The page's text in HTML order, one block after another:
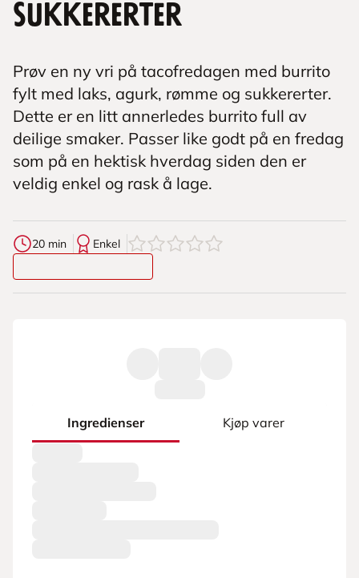
sukkererter
Prøv en ny vri på tacofredagen med burrito
fylt med laks, agurk, rømme og sukkererter.
Dette er en litt annerledes burrito full av
deilige smaker. Passer like godt på en fredag
som på en hektisk hverdag siden den er
veldig enkel og rask å lage.
20 min Enkel 0av5stjerner
Ingredienser Kjøp varer